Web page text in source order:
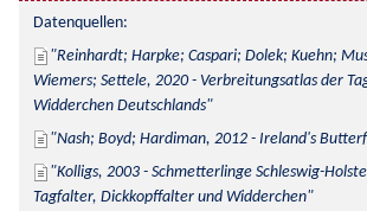
Datenquellen:
Reinhardt; Harpke; Caspari; Dolek; Kuehn;
Wiemers; Settele, 2020 - Verbreitungsatlas der
Widderchen Deutschlands
Nash; Boyd; Hardiman, 2012 - Ireland's
Kolligs, 2003 - Schmetterlinge Schleswig-
Tagfalter, Dickkopffalter und Widderchen